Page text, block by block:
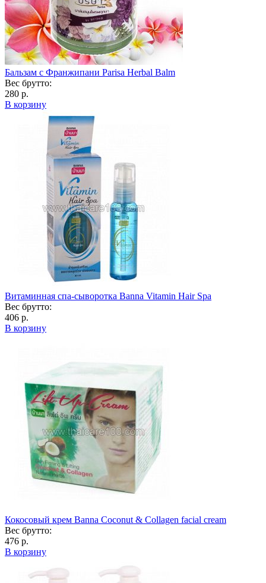
Бальзам с Франжипани Parisa Herbal Balm
Вес брутто:
280 р.
В корзину
Витаминная спа-сыворотка Banna Vitamin Hair Spa
Вес брутто:
406 р.
В корзину
Кокосовый крем Banna Coconut & Collagen facial cream
Вес брутто:
476 р.
В корзину